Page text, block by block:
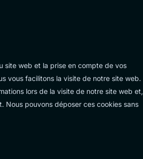
site web et la prise en compte de vos
vous facilitons la visite de notre site web.
lors de la visite de notre site web et,
Nous pouvons déposer ces cookies sans